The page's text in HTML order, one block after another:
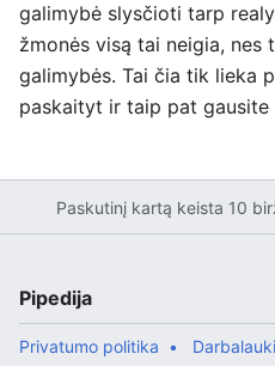
galimybė slysčioti tarp
žmonės visą tai neigia, nes
galimybės. Tai čia tik lieka
paskaityt ir taip pat gausite
Paskutinį kartą keista 10
Pipedija
Privatumo politika